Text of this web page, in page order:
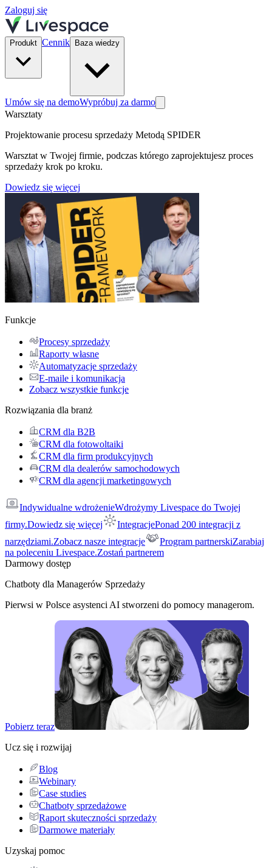
Zaloguj się
Produkt Cennik Baza wiedzy
Umów się na demoWypróbuj za darmo
Warsztaty
Projektowanie procesu sprzedaży Metodą SPIDER
Warsztat w Twojej firmie, podczas którego zaprojektujesz proces
sprzedaży krok po kroku.
Dowiedz się więcej
Funkcje
Procesy sprzedaży
Raporty własne
Automatyzacje sprzedaży
E-maile i komunikacja
Zobacz wszystkie funkcje
Rozwiązania dla branż
CRM dla B2B
CRM dla fotowoltaiki
CRM dla firm produkcyjnych
CRM dla dealerów samochodowych
CRM dla agencji marketingowych
Indywidualne wdrożenieWdrożymy Livespace do Twojej
firmy.Dowiedz się więcej IntegracjePonad 200 integracji z
narzędziami.Zobacz nasze integracje Program partnerskiZarabiaj
na poleceniu Livespace.Zostań partnerem
Darmowy dostęp
Chatboty dla Managerów Sprzedaży
Pierwsi w Polsce asystenci AI stworzeni do pomocy managerom.
Pobierz teraz
Ucz się i rozwijaj
Blog
Webinary
Case studies
Chatboty sprzedażowe
Raport skuteczności sprzedaży
Darmowe materiały
Uzyskaj pomoc